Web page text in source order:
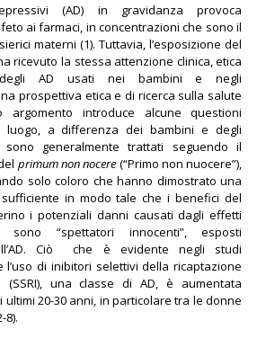
(AD) in gravidanza provoca
ai farmaci, in concentrazioni che sono il
materni (1). Tuttavia, l’esposizione del
ricevuto la stessa attenzione clinica, etica
AD usati nei bambini e negli
prospettiva etica e di ricerca sulla salute
argomento introduce alcune questioni
luogo, a differenza dei bambini e degli
sono generalmente trattati seguendo il
primum non nocere (“Primo non nuocere”),
solo coloro che hanno dimostrato una
sufficiente in modo tale che i benefici del
i potenziali danni causati dagli effetti
“spettatori innocenti”, esposti
Ciò che è evidente negli studi
l’uso di inibitori selettivi della ricaptazione
(SSRI), una classe di AD, è aumentata
ultimi 20-30 anni, in particolare tra le donne
8).